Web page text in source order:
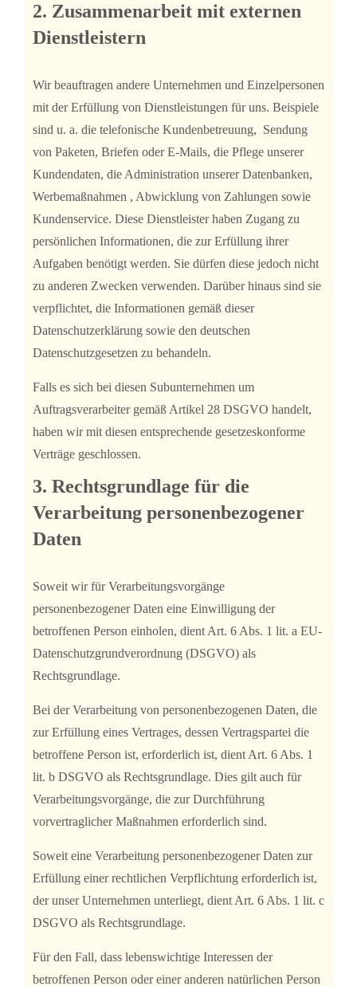
2. Zusammenarbeit mit externen
Dienstleistern
Wir beauftragen andere Unternehmen und Einzelpersonen
mit der Erfüllung von Dienstleistungen für uns. Beispiele
sind u. a. die telefonische Kundenbetreuung, Sendung
von Paketen, Briefen oder E-Mails, die Pflege unserer
Kundendaten, die Administration unserer Datenbanken,
Werbemaßnahmen , Abwicklung von Zahlungen sowie
Kundenservice. Diese Dienstleister haben Zugang zu
persönlichen Informationen, die zur Erfüllung ihrer
Aufgaben benötigt werden. Sie dürfen diese jedoch nicht
zu anderen Zwecken verwenden. Darüber hinaus sind sie
verpflichtet, die Informationen gemäß dieser
Datenschutzerklärung sowie den deutschen
Datenschutzgesetzen zu behandeln.
Falls es sich bei diesen Subunternehmen um
Auftragsverarbeiter gemäß Artikel 28 DSGVO handelt,
haben wir mit diesen entsprechende gesetzeskonforme
Verträge geschlossen.
3. Rechtsgrundlage für die
Verarbeitung personenbezogener
Daten
Soweit wir für Verarbeitungsvorgänge
personenbezogener Daten eine Einwilligung der
betroffenen Person einholen, dient Art. 6 Abs. 1 lit. a EU-
Datenschutzgrundverordnung (DSGVO) als
Rechtsgrundlage.
Bei der Verarbeitung von personenbezogenen Daten, die
zur Erfüllung eines Vertrages, dessen Vertragspartei die
betroffene Person ist, erforderlich ist, dient Art. 6 Abs. 1
lit. b DSGVO als Rechtsgrundlage. Dies gilt auch für
Verarbeitungsvorgänge, die zur Durchführung
vorvertraglicher Maßnahmen erforderlich sind.
Soweit eine Verarbeitung personenbezogener Daten zur
Erfüllung einer rechtlichen Verpflichtung erforderlich ist,
der unser Unternehmen unterliegt, dient Art. 6 Abs. 1 lit. c
DSGVO als Rechtsgrundlage.
Für den Fall, dass lebenswichtige Interessen der
betroffenen Person oder einer anderen natürlichen Person